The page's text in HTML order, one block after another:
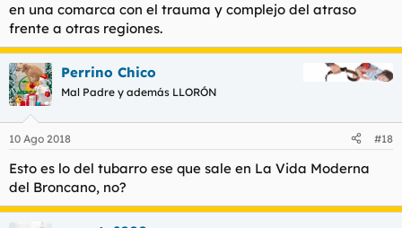
en una comarca con el trauma y complejo del atraso
frente a otras regiones.
Perrino Chico
Mal Padre y además LLORÓN
10 Ago 2018 #18
Esto es lo del tubarro ese que sale en La Vida Moderna
del Broncano, no?